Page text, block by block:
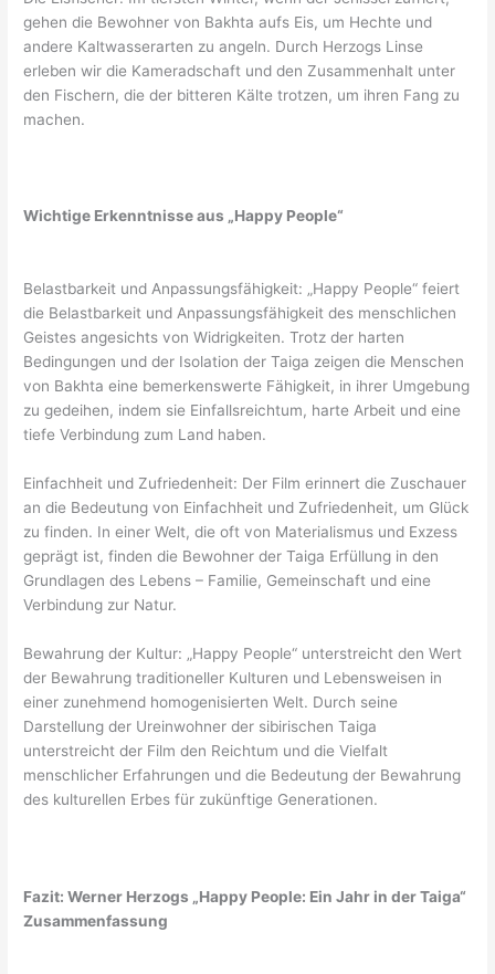
gehen die Bewohner von Bakhta aufs Eis, um Hechte und
andere Kaltwasserarten zu angeln. Durch Herzogs Linse
erleben wir die Kameradschaft und den Zusammenhalt unter
den Fischern, die der bitteren Kälte trotzen, um ihren Fang zu
machen.
Wichtige Erkenntnisse aus „Happy People“
Belastbarkeit und Anpassungsfähigkeit: „Happy People“ feiert
die Belastbarkeit und Anpassungsfähigkeit des menschlichen
Geistes angesichts von Widrigkeiten. Trotz der harten
Bedingungen und der Isolation der Taiga zeigen die Menschen
von Bakhta eine bemerkenswerte Fähigkeit, in ihrer Umgebung
zu gedeihen, indem sie Einfallsreichtum, harte Arbeit und eine
tiefe Verbindung zum Land haben.
Einfachheit und Zufriedenheit: Der Film erinnert die Zuschauer
an die Bedeutung von Einfachheit und Zufriedenheit, um Glück
zu finden. In einer Welt, die oft von Materialismus und Exzess
geprägt ist, finden die Bewohner der Taiga Erfüllung in den
Grundlagen des Lebens – Familie, Gemeinschaft und eine
Verbindung zur Natur.
Bewahrung der Kultur: „Happy People“ unterstreicht den Wert
der Bewahrung traditioneller Kulturen und Lebensweisen in
einer zunehmend homogenisierten Welt. Durch seine
Darstellung der Ureinwohner der sibirischen Taiga
unterstreicht der Film den Reichtum und die Vielfalt
menschlicher Erfahrungen und die Bedeutung der Bewahrung
des kulturellen Erbes für zukünftige Generationen.
Fazit: Werner Herzogs „Happy People: Ein Jahr in der Taiga“
Zusammenfassung